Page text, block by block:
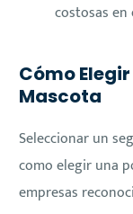
costosas
Cómo
Mascota
Seleccionar un
como elegir una
empresas